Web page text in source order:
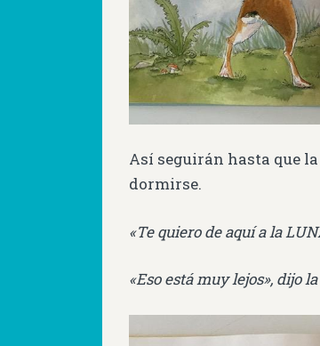
Así seguirán hasta que
dormirse.
«Te quiero de aquí a la
«Eso está muy lejos», dijo